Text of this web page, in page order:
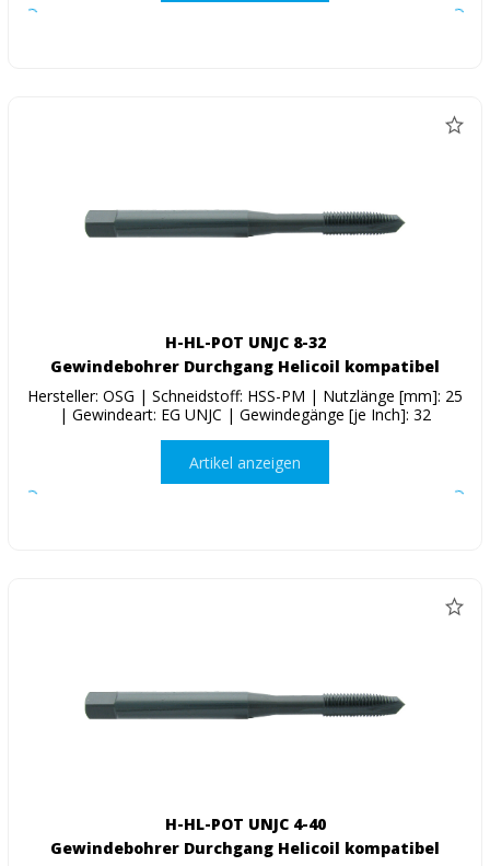
H-HL-POT UNJC 8-32
Gewindebohrer Durchgang Helicoil kompatibel
Hersteller: OSG | Schneidstoff: HSS-PM | Nutzlänge [mm]: 25
| Gewindeart: EG UNJC | Gewindegänge [je Inch]: 32
Artikel anzeigen
H-HL-POT UNJC 4-40
Gewindebohrer Durchgang Helicoil kompatibel